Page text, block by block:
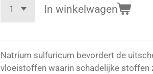
In winkelwagen
Natrium sulfuricum bevordert de
vloeistoffen waarin schadelijke stoffen